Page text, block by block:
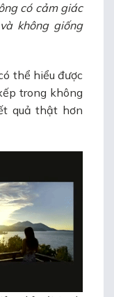
có cảm giác
không giống
thể hiểu được
trong không
quả thật hơn